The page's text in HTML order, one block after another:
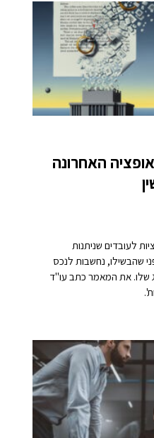
האחרונה
לעובדים שניתנות
שהבשילו, נחשבות לנכס
שלו. את המאמר כתב עו"ד